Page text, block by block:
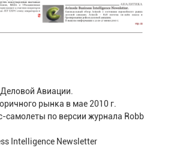
Авиации.
рынка в мае 2010 г.
самолеты по версии журнала Robb
Intelligence Newsletter